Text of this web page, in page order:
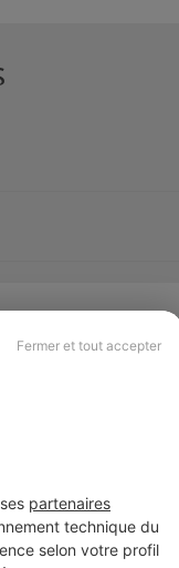
Fermer et tout accepter
partenaires
technique du
selon votre profil